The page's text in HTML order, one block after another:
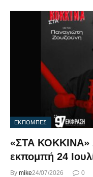
ΕΚΠΟΜΠΕΣ
«ΣΤΑ ΚΟΚΚΙΝΑ»
εκπομπή 24
By mike24/07/2026 0